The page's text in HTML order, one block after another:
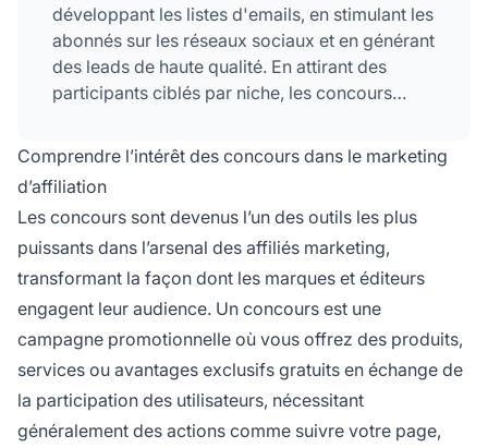
développant les listes d'emails, en stimulant les
abonnés sur les réseaux sociaux et en générant
des leads de haute qualité. En attirant des
participants ciblés par niche, les concours
ventes tout en renforçant la crédibilité de la
marque et l'engagement de l'audience.
Comprendre l’intérêt des concours dans le marketing
d’affiliation
Les concours sont devenus l’un des outils les plus
puissants dans l’arsenal des affiliés marketing,
transformant la façon dont les marques et éditeurs
engagent leur audience. Un concours est une
campagne promotionnelle où vous offrez des produits,
services ou avantages exclusifs gratuits en échange de
la participation des utilisateurs, nécessitant
généralement des actions comme suivre votre page,